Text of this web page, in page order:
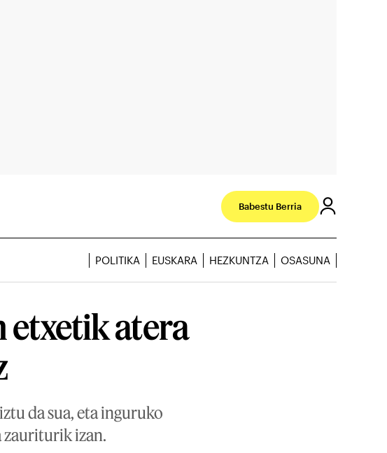
Babestu Berria
POLITIKA EUSKARA HEZKUNTZA OSASUNA
etxetik atera
da sua, eta inguruko
zauriturik izan.